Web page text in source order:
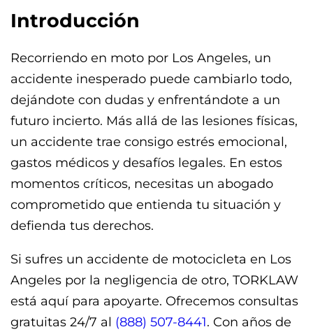
Introducción
Recorriendo en moto por Los Angeles, un
accidente inesperado puede cambiarlo todo,
dejándote con dudas y enfrentándote a un
futuro incierto. Más allá de las lesiones físicas,
un accidente trae consigo estrés emocional,
gastos médicos y desafíos legales. En estos
momentos críticos, necesitas un abogado
comprometido que entienda tu situación y
defienda tus derechos.
Si sufres un accidente de motocicleta en Los
Angeles por la negligencia de otro, TORKLAW
está aquí para apoyarte. Ofrecemos consultas
gratuitas 24/7 al (888) 507-8441. Con años de